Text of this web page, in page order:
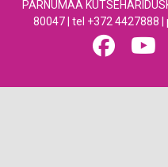
PÄRNUMAA
80047 | tel +372 4427888